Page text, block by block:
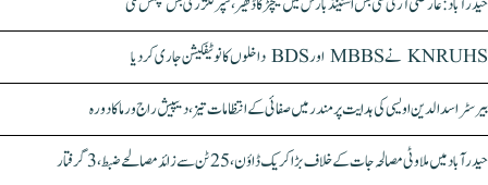
KNRUHS نے MBBS اور BDS داخلوں کا نوٹیفکیشن جاری کر دیا
بیرسٹر اسدالدین اویسی کی ہدایت پر مندر میں صفائی کے انتظامات تیز، دیپیش راج ورما کا دورہ
حیدرآباد میں ملاوٹی مصالحہ جات کے خلاف بڑا کریک ڈاؤن، 25 ٹن سے زائد مصالحے ضبط، 3 گرفتار